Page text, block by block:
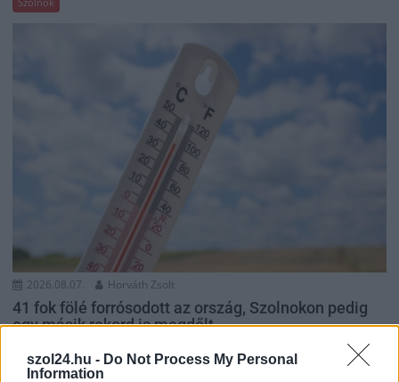
szol24.hu - Do Not Process My Personal
Information
2026.08.07. Horváth Zsolt
41 fok fölé forrósodott az ország, Szolnokon pedig
egy másik rekord is megdőlt
Nem mindennapi adatokat rögzítettek a meteorológiai
állomások csütörtökön: több településen is olyan értékek